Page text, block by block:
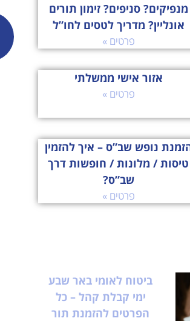
מנפיקים? סניפים? זימון תורים
אונליין? מדריך לטסים לחו”ל
פרטים »
אזור אישי ממשלתי
פרטים »
נופש שב”ס – איך להזמין
טיסות / מלונות / חופשות דרך
שב”ס?
פרטים »
ביטוח לאומי באר שבע
ימי קבלת קהל – כל
הפרטים להזמנת תור